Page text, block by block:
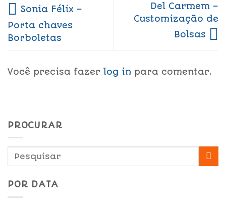
Sonia Félix –
Porta chaves
Borboletas
Del Carmem –
Customização de
Bolsas
Você precisa fazer log in para comentar.
PROCURAR
POR DATA